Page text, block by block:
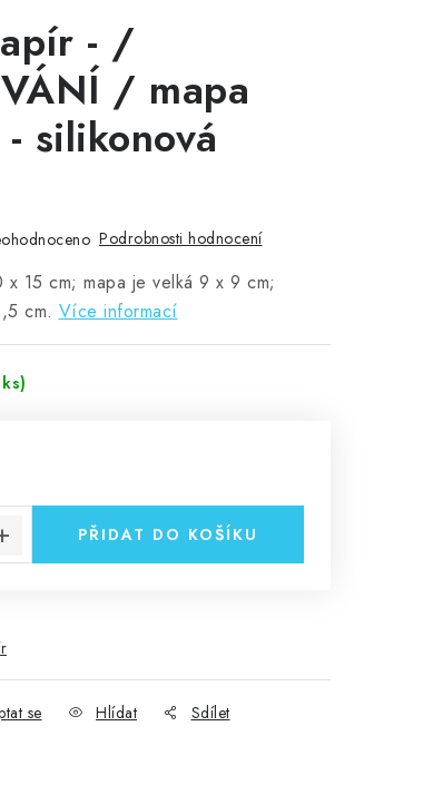
- /
/ mapa
silikonová
Podrobnosti hodnocení
x 15 cm; mapa je velká 9 x 9 cm;
cm. Více informací
PŘIDAT DO KOŠÍKU
se Hlídat Sdílet